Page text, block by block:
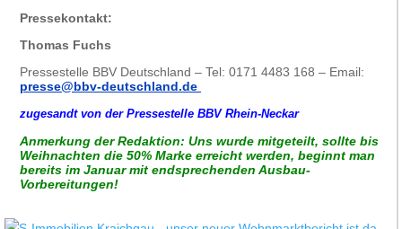
Pressekontakt:
Thomas Fuchs
Pressestelle BBV Deutschland – Tel: 0171 4483 168 – Email:
presse@bbv-deutschland.de
zugesandt von der Pressestelle BBV Rhein-Neckar
Anmerkung der Redaktion: Uns wurde mitgeteilt, sollte bis
Weihnachten die 50% Marke erreicht werden, beginnt man
bereits im Januar mit endsprechenden Ausbau-
Vorbereitungen!